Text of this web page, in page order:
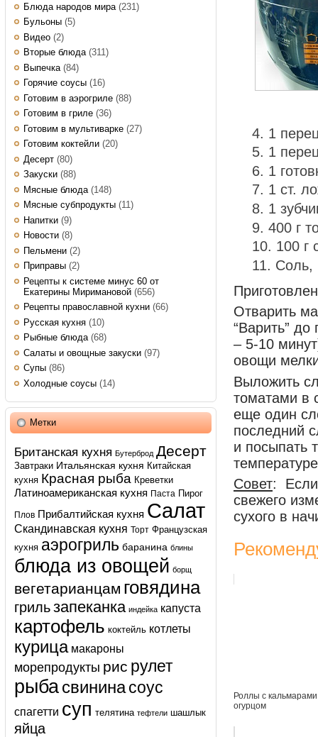
Блюда народов мира (231)
Бульоны (5)
Видео (2)
Вторые блюда(311)
Выпечка (84)
Горячие соусы (16)
Готовим в аэрогриле (88)
Готовим в гриле (36)
Готовим в мультиварке (27)
Готовим коктейли (20)
Десерт (80)
Закуски (88)
Мясные блюда (148)
Мясные субпродукты (11)
Напитки (9)
Новости (8)
Пельмени (2)
Приправы (2)
Рецепты к системе минус 60 от
Екатерины Миримановой (656)
Рецепты православной кухни (66)
Русская кухня (10)
Рыбные блюда(68)
Салаты и овощные закуски (97)
Супы (86)
Холодные соусы (14)
Метки
Британская кухня Бутерброд Десерт
Завтраки Итальянская кухня Китайская
кухня Красная рыба Креветки
Латиноамериканская кухня Паста Пирог
Плов Прибалтийская кухня Салат
Скандинавская кухня Торт Французская
кухня аэрогриль баранина блины
блюда из овощей борщ
вегетарианцам говядина
грильзапеканка индейка капуста
картофель коктейль котлеты
курица макароны
морепродукты рис рулет
рыбасвининасоус
спагетти суп телятина тефтели шашлык
яйца
1
1
1
1 ст.
1
400 г
100 г
Соль,
Отварить
“Варить” до
– 5-10
овощи
Выложить
томатами в
еще один
последний
и посыпать
Совет: Если
свежего
сухого в
Роллы с
огурцом